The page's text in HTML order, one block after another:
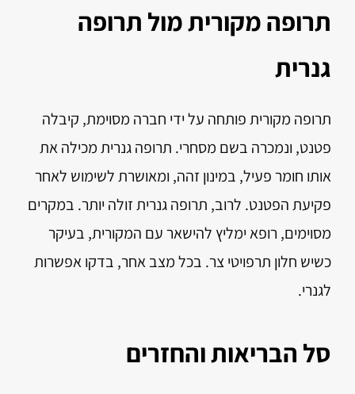
תרופה מקורית מול תרופה
גנרית
תרופה מקורית פותחה על ידי חברה מסוימת, קיבלה
פטנט, ונמכרה בשם מסחרי. תרופה גנרית מכילה את
אותו חומר פעיל, במינון זהה, ומאושרת לשימוש לאחר
פקיעת הפטנט. לרוב, תרופה גנרית זולה יותר. במקרים
מסוימים, רופא ימליץ להישאר עם המקורית, בעיקר
כשיש חלון תרפויטי צר. בכל מצב אחר, בדקו אפשרות
לגנרי.
סל הבריאות והחזרים